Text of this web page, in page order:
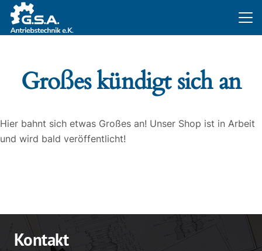
Großes kündigt sich an
Hier bahnt sich etwas Großes an! Unser Shop ist in Arbeit
und wird bald veröffentlicht!
Kontakt